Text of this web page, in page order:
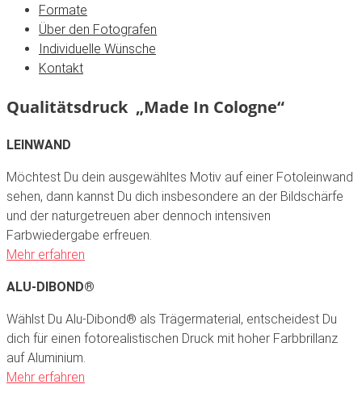
Formate
Über den Fotografen
Individuelle Wünsche
Kontakt
Qualitätsdruck „Made In Cologne“
LEINWAND
Möchtest Du dein ausgewähltes Motiv auf einer Fotoleinwand
sehen, dann kannst Du dich insbesondere an der Bildschärfe
und der naturgetreuen aber dennoch intensiven
Farbwiedergabe erfreuen.
Mehr erfahren
ALU-DIBOND®
Wählst Du Alu-Dibond® als Trägermaterial, entscheidest Du
dich für einen fotorealistischen Druck mit hoher Farbbrillanz
auf Aluminium.
Mehr erfahren